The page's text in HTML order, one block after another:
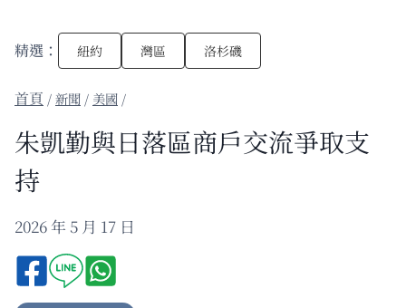
精選： 紐約 灣區 洛杉磯
/新聞 / 美國 /
朱凱勤與日落區商戶交流爭取支
持
2026 年 5 月 17 日